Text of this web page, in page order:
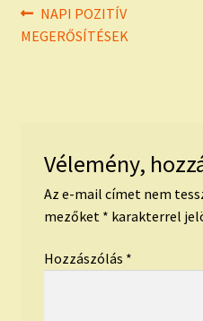
Bejegyzés
navigáció
Previous
post:
NAPI POZITÍV
MEGERŐSÍTÉSEK
Vélemény,
Az e-mail címet nem
mezőket * karakterrel
Hozzászólás *